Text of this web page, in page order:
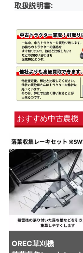
取扱説明書
おすすめ中古農機
OREC草刈機